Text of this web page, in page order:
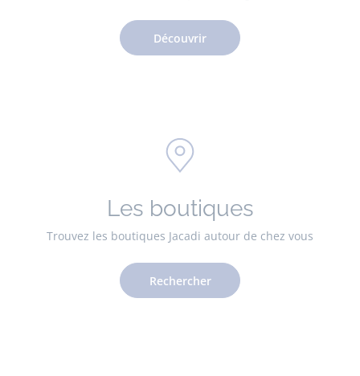
Découvrir
Les boutiques
Trouvez les boutiques Jacadi autour de chez vous
Rechercher